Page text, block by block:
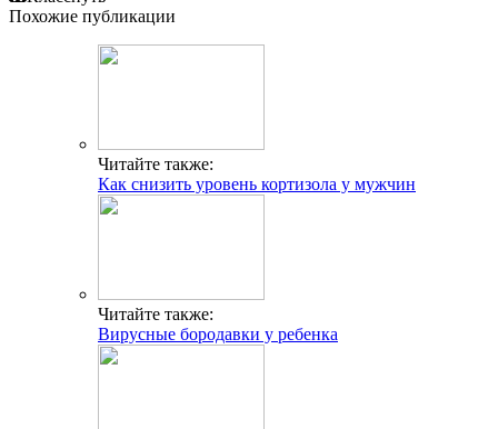
Похожие публикации
Читайте также:
Как снизить уровень кортизола у мужчин
Читайте также:
Вирусные бородавки у ребенка